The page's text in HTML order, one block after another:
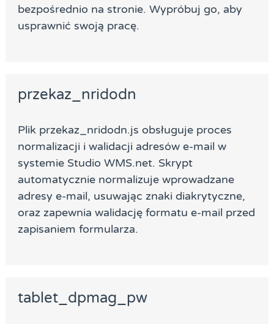
bezpośrednio na stronie. Wypróbuj go, aby
usprawnić swoją pracę.
przekaz_nridodn
Plik przekaz_nridodn.js obsługuje proces
normalizacji i walidacji adresów e-mail w
systemie Studio WMS.net. Skrypt
automatycznie normalizuje wprowadzane
adresy e-mail, usuwając znaki diakrytyczne,
oraz zapewnia walidację formatu e-mail przed
zapisaniem formularza.
tablet_dpmag_pw